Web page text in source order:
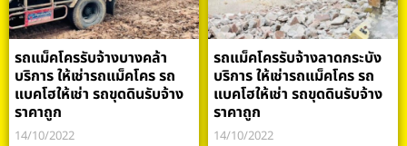
รถแม็คโครรับจ้างบางคล้า
บริการ ให้เช่ารถแม็คโคร รถ
แบคโฮให้เช่า รถขุดดินรับจ้าง
ราคาถูก
14/10/2022
รถแม็คโครรับจ้างลาดกระบัง
บริการ ให้เช่ารถแม็คโคร รถ
แบคโฮให้เช่า รถขุดดินรับจ้าง
ราคาถูก
14/10/2022